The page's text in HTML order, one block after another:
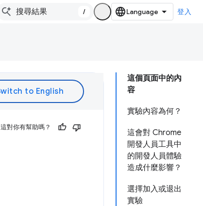
/ 登入
這個頁面中的內
容
實驗內容為何？
這會對 Chrome
開發人員工具中
的開發人員體驗
造成什麼影響？
選擇加入或退出
實驗
這對你有幫助嗎？